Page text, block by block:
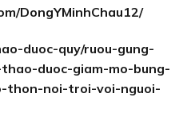
DongYMinhChau12/
duoc-quy/ruou-gung-
duoc-giam-mo-bung-
thon-noi-troi-voi-nguoi-